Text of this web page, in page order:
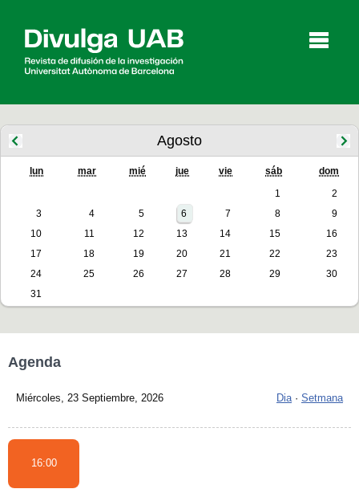
Artículos Entrevistas Vídeos
English Català
Agosto
lun mar mié jue vie sáb dom
1
2
3
4 5 6 7 8
9
10
11 12 13 14 15
16
17
18 19 20 21 22
23
24
25 26 27 28 29
30
31
Agenda
Miércoles, 23 Septiembre, 2026 Dia · Setmana
16:00